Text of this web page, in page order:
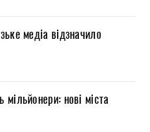
медіа відзначило
нові міста